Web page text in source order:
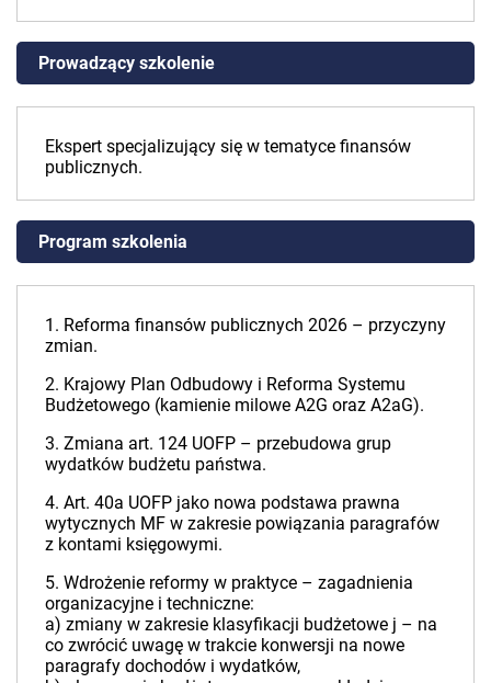
Prowadzący szkolenie
Ekspert specjalizujący się w tematyce finansów
publicznych.
Program szkolenia
1. Reforma finansów publicznych 2026 – przyczyny
zmian.
2. Krajowy Plan Odbudowy i Reforma Systemu
Budżetowego (kamienie milowe A2G oraz A2aG).
3. Zmiana art. 124 UOFP – przebudowa grup
wydatków budżetu państwa.
4. Art. 40a UOFP jako nowa podstawa prawna
wytycznych MF w zakresie powiązania paragrafów
z kontami księgowymi.
5. Wdrożenie reformy w praktyce – zagadnienia
organizacyjne i techniczne:
a) zmiany w zakresie klasyfikacji budżetowe j – na
co zwrócić uwagę w trakcie konwersji na nowe
paragrafy dochodów i wydatków,